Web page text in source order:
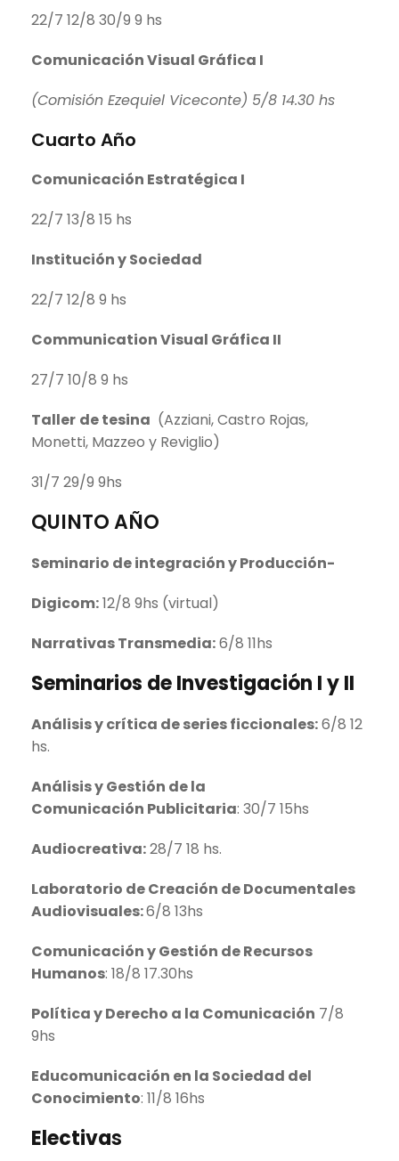
22/7 12/8 30/9 9 hs
Comunicación Visual Gráfica I
(Comisión Ezequiel Viceconte) 5/8 14.30 hs
Cuarto Año
Comunicación Estratégica I
22/7 13/8 15 hs
Institución y Sociedad
22/7 12/8 9 hs
Communication Visual Gráfica II
27/7 10/8 9 hs
Taller de tesina (Azziani, Castro Rojas,
Monetti, Mazzeo y Reviglio)
31/7 29/9 9hs
QUINTO AÑO
Seminario de integración y Producción-
Digicom:12/8 9hs (virtual)
Narrativas Transmedia:6/8 11hs
Seminarios de Investigación I y II
Análisis y crítica de series ficcionales:6/8 12
hs.
Análisis y Gestión de la
Comunicación Publicitaria: 30/7 15hs
Audiocreativa:28/7 18 hs.
Laboratorio de Creación de Documentales
Audiovisuales:6/8 13hs
Comunicación y Gestión de Recursos
Humanos: 18/8 17.30hs
Política y Derecho a la Comunicación 7/8
9hs
Educomunicación en la Sociedad del
Conocimiento: 11/8 16hs
Electivas